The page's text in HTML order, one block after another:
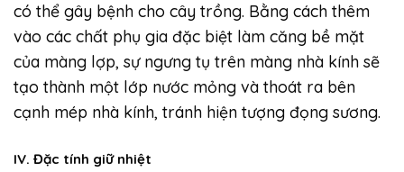
có thể gây bệnh cho cây trồng. Bằng cách thêm
vào các chất phụ gia đặc biệt làm căng bề mặt
của màng lợp, sự ngưng tụ trên màng nhà kính sẽ
tạo thành một lớp nước mỏng và thoát ra bên
cạnh mép nhà kính, tránh hiện tượng đọng sương.
IV. Đặc tính giữ nhiệt